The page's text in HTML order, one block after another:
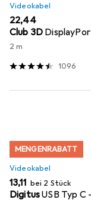
Videokabel
EUR
22,44
Club 3D
2 m
1096
MENGENRABATT
Videokabel
EUR
13,11 bei 2 Stück
DigitusUSB Typ